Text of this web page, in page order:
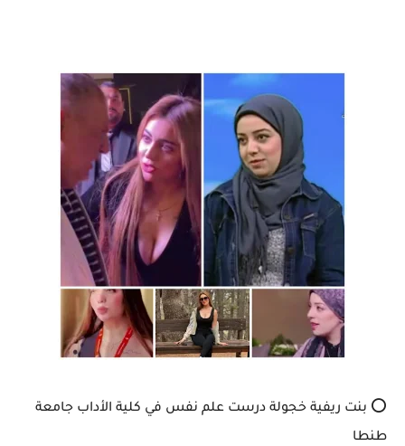
⭕ بنت ريفية خجولة درست علم نفس في كلية الأداب جامعة
طنطا